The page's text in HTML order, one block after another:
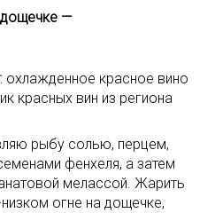
—
: охлажденное красное вино
красных вин из региона
рыбу солью, перцем,
фенхеля, а затем
мелассой. Жарить
огне на дощечке,